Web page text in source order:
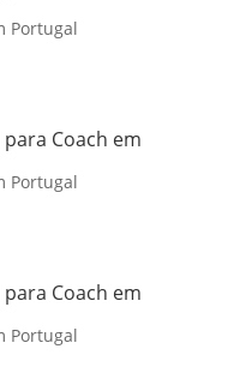
Portugal
Coach em
Portugal
Coach em
Portugal